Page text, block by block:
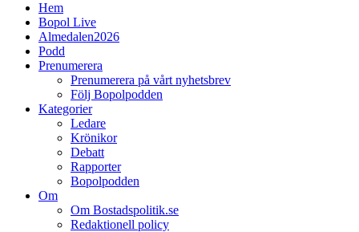
Hem
Bopol Live
Almedalen2026
Podd
Prenumerera
Prenumerera på vårt nyhetsbrev
Följ Bopolpodden
Kategorier
Ledare
Krönikor
Debatt
Rapporter
Bopolpodden
Om
Om Bostadspolitik.se
Redaktionell policy